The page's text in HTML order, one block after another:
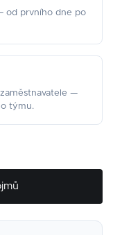
od prvního dne po
—
týmu.